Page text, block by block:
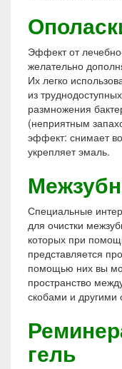
Эффект от
желательно
Их легко
из
размножения
(неприятным
эффект: снимает
укрепляет эмаль.
Специальные
для очистки
которых при
представляется
помощью них вы
пространство
скобами и другими
гель